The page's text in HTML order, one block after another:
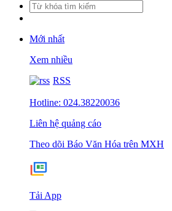
Mới nhất
Xem nhiều
RSS
Hotline: 024.38220036
Liên hệ quảng cáo
Theo dõi Báo Văn Hóa trên MXH
Tải App